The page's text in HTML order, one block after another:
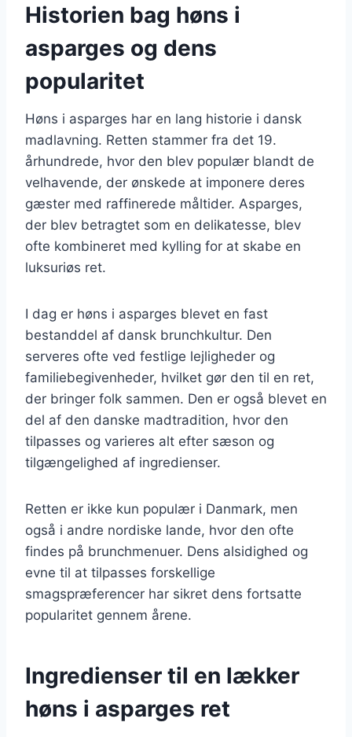
Historien bag høns i
asparges og dens
popularitet
Høns i asparges har en lang historie i dansk
madlavning. Retten stammer fra det 19.
århundrede, hvor den blev populær blandt de
velhavende, der ønskede at imponere deres
gæster med raffinerede måltider. Asparges,
der blev betragtet som en delikatesse, blev
ofte kombineret med kylling for at skabe en
luksuriøs ret.
I dag er høns i asparges blevet en fast
bestanddel af dansk brunchkultur. Den
serveres ofte ved festlige lejligheder og
familiebegivenheder, hvilket gør den til en ret,
der bringer folk sammen. Den er også blevet en
del af den danske madtradition, hvor den
tilpasses og varieres alt efter sæson og
tilgængelighed af ingredienser.
Retten er ikke kun populær i Danmark, men
også i andre nordiske lande, hvor den ofte
findes på brunchmenuer. Dens alsidighed og
evne til at tilpasses forskellige
smagspræferencer har sikret dens fortsatte
popularitet gennem årene.
Ingredienser til en lækker
høns i asparges ret